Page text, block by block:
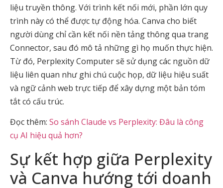
liệu truyền thông. Với trình kết nối mới, phần lớn quy
trình này có thể được tự động hóa. Canva cho biết
người dùng chỉ cần kết nối nền tảng thông qua trang
Connector, sau đó mô tả những gì họ muốn thực hiện.
Từ đó, Perplexity Computer sẽ sử dụng các nguồn dữ
liệu liên quan như ghi chú cuộc họp, dữ liệu hiệu suất
và ngữ cảnh web trực tiếp để xây dựng một bản tóm
tắt có cấu trúc.
Đọc thêm: So sánh Claude vs Perplexity: Đâu là công
cụ AI hiệu quả hơn?
Sự kết hợp giữa Perplexity
và Canva hướng tới doanh